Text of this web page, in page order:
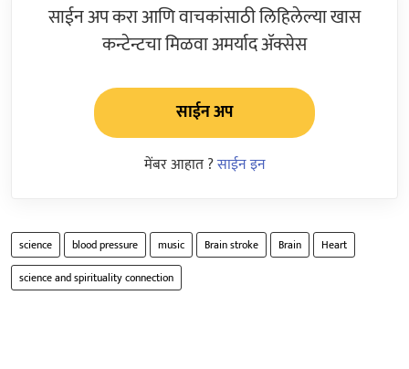
साईन अप करा आणि वाचकांसाठी लिहिलेल्या खास
कन्टेन्टचा मिळवा अमर्याद ॲक्सेस
साईन अप
मेंबर आहात ?साईन इन
science blood pressure music Brain stroke Brain
Heart
science and spirituality connection